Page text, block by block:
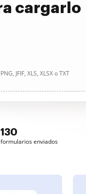
cargarlo
JFIF, XLS, XLSX o TXT
130
formularios enviados